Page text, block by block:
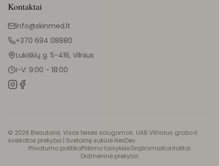
Kontaktai
info@skinmed.lt
+370 694 08880
Lukiškių g. 5-416, Vilnius
I-V: 9:00 - 18:00
© 2026 Beautoria. Visos teisės saugomos. UAB Vilniaus grožio ir
sveikatos prekyba | Svetainę sukūrė NexDev
Privatumo politikaPirkimo taisyklėsGrąžinimaiKontaktai
Didmeninė prekyba